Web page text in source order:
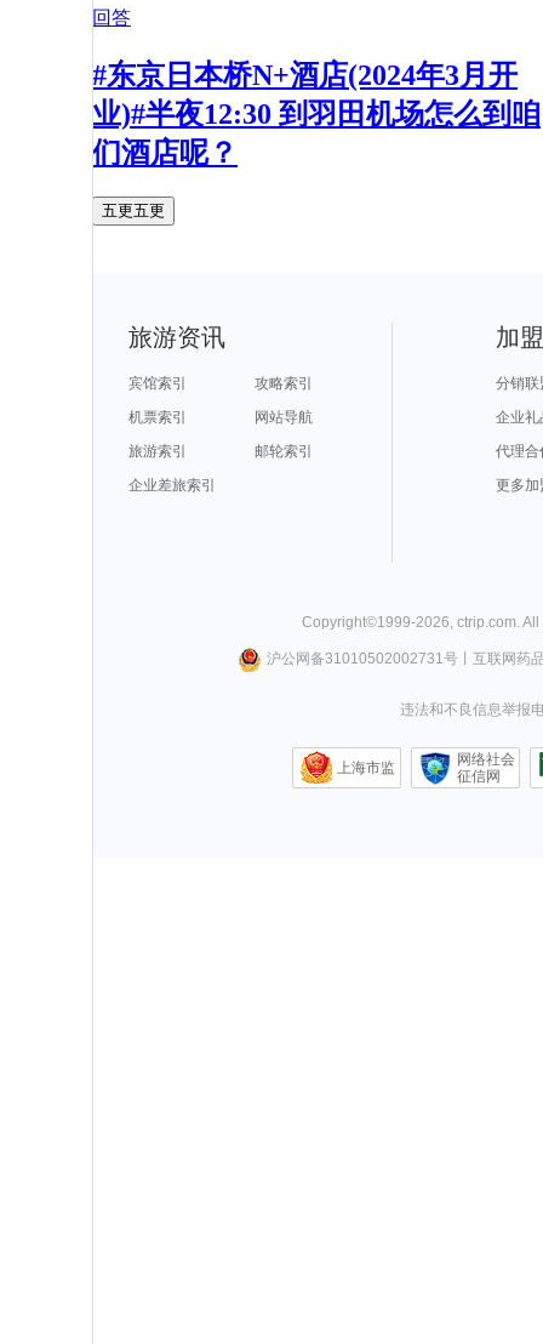
回答
#东京日本桥N+酒店(2024年3月开
业)#半夜12:30 到羽田机场怎么到咱
们酒店呢？
五更五更
旅游资讯
宾馆索引
攻略索引
机票索引
网站导航
旅游索引
邮轮索引
企业差旅索引
加
分销联
企业礼
代理合
更多加
Copyright©1999-2026, ctrip.com.
沪公网备31010502002731号丨 互联网药
违法和不良信息举报
上海市监
网络社会
征信网